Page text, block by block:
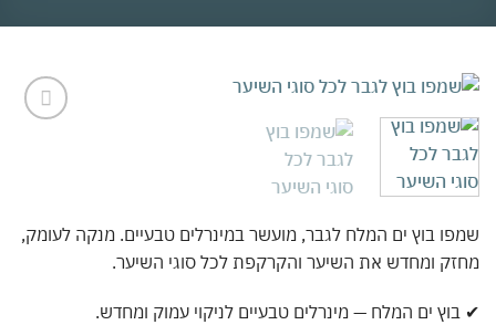
בוץ ים המלח לגבר, מועשר במינרלים טבעיים. מנקה לעומק,
ומחדש את השיער והקרקפת לכל סוגי השיער.
ים המלח — מינרלים טבעיים לניקוי עמוק ומחדש.